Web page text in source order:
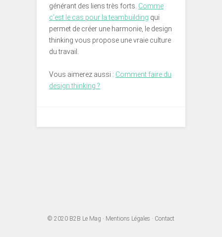
générant des liens très forts. Comme
c’est le cas pour la teambuilding qui
permet de créer une harmonie, le design
thinking vous propose une vraie culture
du travail.
Vous aimerez aussi : Comment faire du
design thinking ?
© 2020 B2B Le Mag · Mentions Légales · Contact